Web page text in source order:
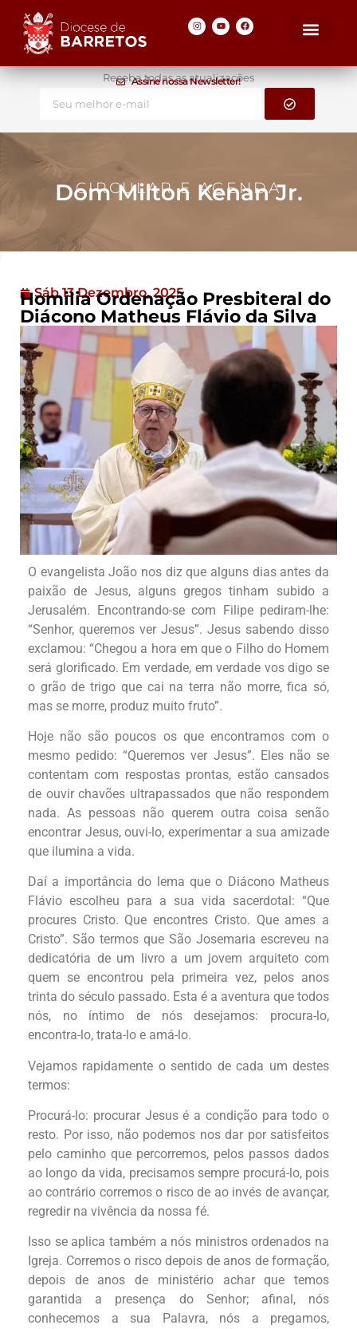
Assine nossa Newsletter!
Receba todas as atualizações
CIRCULAR E AGENDA
Dom Milton Kenan Jr.
Sáb 13 Dezembro, 2025
Homilia Ordenação Presbiteral do
Diácono Matheus Flávio da Silva
O evangelista João nos diz que alguns dias antes da
paixão de Jesus, alguns gregos tinham subido a
Jerusalém. Encontrando-se com Filipe pediram-lhe:
“Senhor, queremos ver Jesus”. Jesus sabendo disso
exclamou: “Chegou a hora em que o Filho do Homem
será glorificado. Em verdade, em verdade vos digo se
o grão de trigo que cai na terra não morre, fica só,
mas se morre, produz muito fruto”.
Hoje não são poucos os que encontramos com o
mesmo pedido: “Queremos ver Jesus”. Eles não se
contentam com respostas prontas, estão cansados
de ouvir chavões ultrapassados que não respondem
nada. As pessoas não querem outra coisa senão
encontrar Jesus, ouvi-lo, experimentar a sua amizade
que ilumina a vida.
Daí a importância do lema que o Diácono Matheus
Flávio escolheu para a sua vida sacerdotal: “Que
procures Cristo. Que encontres Cristo. Que ames a
Cristo”. São termos que São Josemaria escreveu na
dedicatória de um livro a um jovem arquiteto com
quem se encontrou pela primeira vez, pelos anos
trinta do século passado. Esta é a aventura que todos
nós, no íntimo de nós desejamos: procura-lo,
encontra-lo, trata-lo e amá-lo.
Vejamos rapidamente o sentido de cada um destes
termos:
Procurá-lo: procurar Jesus é a condição para todo o
resto. Por isso, não podemos nos dar por satisfeitos
pelo caminho que percorremos, pelos passos dados
ao longo da vida, precisamos sempre procurá-lo, pois
ao contrário corremos o risco de ao invés de avançar,
regredir na vivência da nossa fé.
Isso se aplica também a nós ministros ordenados na
Igreja. Corremos o risco depois de anos de formação,
depois de anos de ministério achar que temos
garantida a presença do Senhor; afinal, nós
conhecemos a sua Palavra, nós a pregamos,